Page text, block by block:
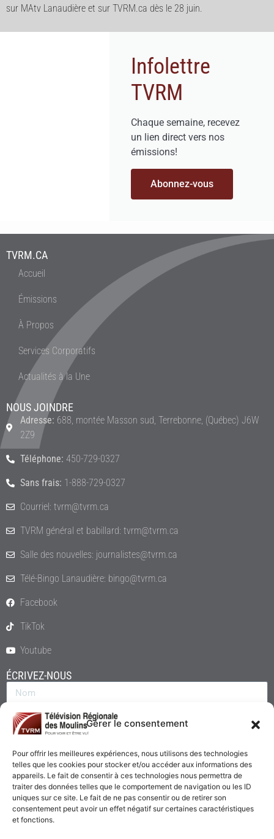
Gérer le consentement
Pour offrir les meilleures expériences, nous utilisons des technologies
telles que les cookies pour stocker et/ou accéder aux informations des
appareils. Le fait de consentir à ces technologies nous permettra de
traiter des données telles que le comportement de navigation ou les ID
uniques sur ce site. Le fait de ne pas consentir ou de retirer son
consentement peut avoir un effet négatif sur certaines caractéristiques
et fonctions.
sur MAtv Lanaudière et sur TVRM.ca dès le 28 juin.
Infolettre
TVRM
Chaque semaine, recevez
un lien direct vers nos
émissions!
Abonnez-vous
TVRM.CA
Accueil
Émissions
À Propos
Services Corporatifs
Actualités à la Une
NOUS JOINDRE
Adresse: 688, montée Masson sud, Terrebonne, (Québec) J6W
2Z9
Téléphone: 450-729-0327
Sans frais: 1-888-729-0327
Courriel: tvrm@tvrm.ca
TVRM général et babillard: tvrm@tvrm.ca
Salle des nouvelles: journalistes@tvrm.ca
Télé-Bingo Lanaudière: bingo@tvrm.ca
Facebook
TikTok
Youtube
ÉCRIVEZ-NOUS